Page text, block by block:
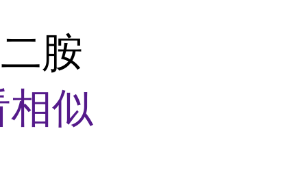
胺
似